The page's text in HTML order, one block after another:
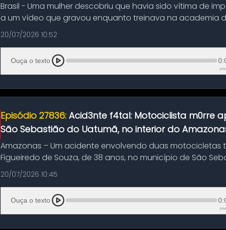
Brasil - Uma mulher descobriu que havia sido vítima de
a um vídeo que gravou enquanto treinava na academia
na Bahia. O c...
20/07/2026 10:52
Ouça o texto
Episódio 27836: Acid3nte f4tal: Motociclista m0rre
São Sebastião do Uatumã, no interior do
Amazonas – Um acidente envolvendo duas motocicletas
Figueiredo de Souza, de 38 anos, no município de São
Amazonas. A colisão ocorreu n...
20/07/2026 10:45
Ouça o texto